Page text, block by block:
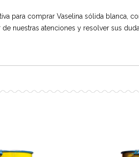
para comprar Vaselina sólida blanca,
nuestras atenciones y resolver sus